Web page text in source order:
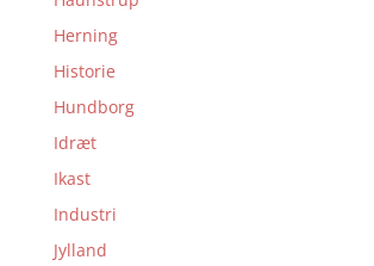
Herning
Historie
Hundborg
Idræt
Ikast
Industri
Jylland